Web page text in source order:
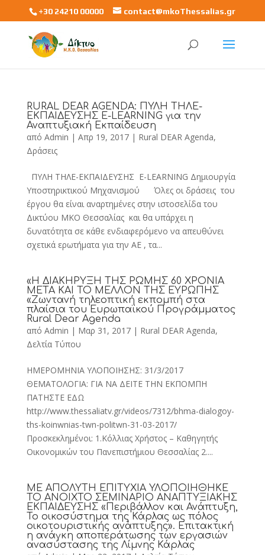
+30 24210 00000 contact@mkoThessalias.gr
RURAL DEAR AGENDA: ΠΥΛΗ ΤΗΛΕ-
ΕΚΠΑΙΔΕΥΣΗΣ E-LEARNING για την
Αναπτυξιακή Εκπαίδευση
από Admin | Απρ 19, 2017| Rural DEAR Agenda,
Δράσεις
ΠΥΛΗ ΤΗΛΕ-ΕΚΠΑΙΔΕΥΣΗΣ E-LEARNING Δημιουργία
Υποστηρικτικού Μηχανισμού Όλες οι δράσεις του
έργου θα είναι αναρτημένες στην ιστοσελίδα του
Δικτύου ΜΚΟ Θεσσαλίας και θα υπάρχει η
δυνατότητα σε κάθε ενδιαφερόμενο να απευθύνει
σχετικά ερωτήματα για την ΑΕ , τα...
«Η ΔΙΑΚΗΡΥΞΗ ΤΗΣ ΡΩΜΗΣ 60 ΧΡΟΝΙΑ
ΜΕΤΑ ΚΑΙ ΤΟ ΜΕΛΛΟΝ ΤΗΣ ΕΥΡΩΠΗΣ
«Ζωντανή τηλεοπτική εκπομπή στα
πλαίσια του Ευρωπαϊκού Προγράμματος
Rural Dear Agenda
από Admin | Μαρ 31, 2017| Rural DEAR Agenda,
Δελτία Τύπου
ΗΜΕΡΟΜΗΝΙΑ ΥΛΟΠΟΙΗΣΗΣ: 31/3/2017
ΘΕΜΑΤΟΛΟΓΙΑ: ΓΙΑ ΝΑ ΔΕΙΤΕ ΤΗΝ ΕΚΠΟΜΠΗ
ΠΑΤΗΣΤΕ ΕΔΩ
http://www.thessaliatv.gr/videos/7312/bhma-dialogoy-
ths-koinwnias-twn-politwn-31-03-2017/
Προσκεκλημένοι: 1.Κόλλιας Χρήστος – Καθηγητής
Οικονομικών του Πανεπιστήμιου Θεσσαλίας 2....
ΜΕ ΑΠΟΛΥΤΗ ΕΠΙΤΥΧΙΑ ΥΛΟΠΟΙΗΘΗΚΕ
ΤΟ ΑΝΟΙΧΤΟ ΣΕΜΙΝΑΡΙΟ ΑΝΑΠΤΥΞΙΑΚΗΣ
ΕΚΠΑΙΔΕΥΣΗΣ «Περιβάλλον και Ανάπτυξη,
Το οικοσύστημα της Κάρλας ως πόλος
οικοτουριστικής ανάπτυξης». Επιτακτική
η ανάγκη αποπεράτωσης των εργασιών
ανασύστασης της Λίμνης Κάρλας